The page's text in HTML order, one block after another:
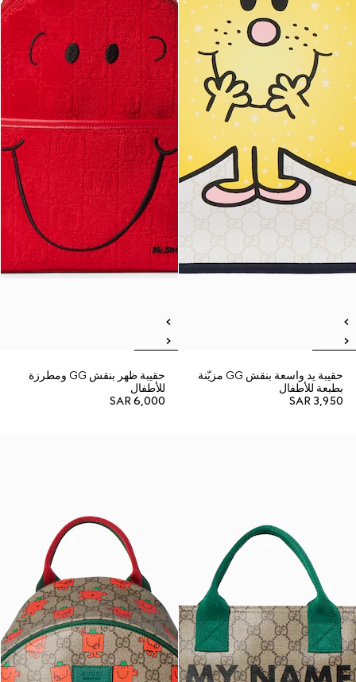
حقيبة يد واسعة بنقش GG مزيّنة
بطبعة للأطفال
SAR 3,950
حقيبة ظهر بنقش GG ومطرزة
للأطفال
SAR 6,000